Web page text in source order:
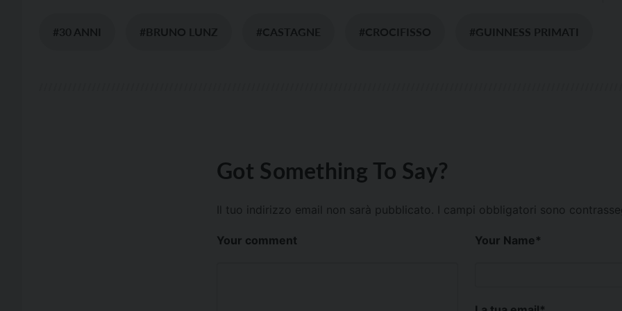
#30 ANNI #BRUNO LUNZ #CASTAGNE #CROCIFISSO #GUINNESS PRIMATI
Got Something To Say?
Il tuo indirizzo email non sarà pubblicato. I campi obbligatori sono
Your comment Your Name*